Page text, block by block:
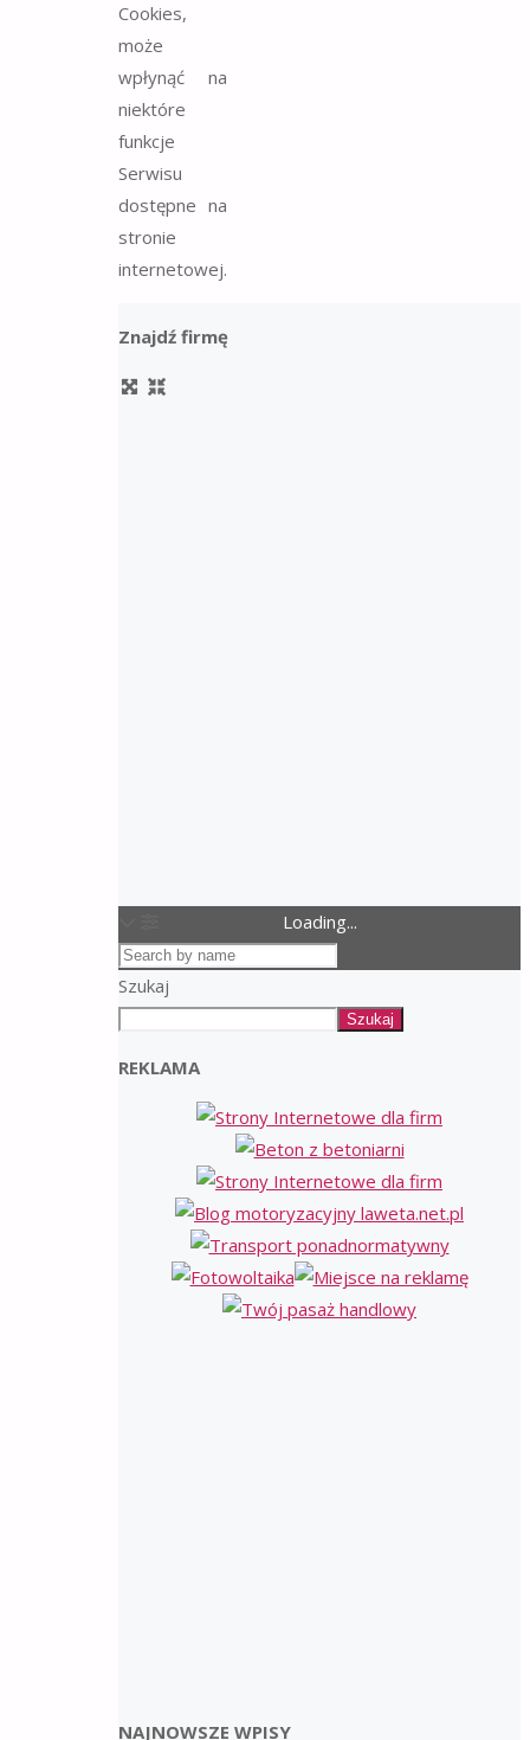
Cookies,
może
wpłynąć na
niektóre
funkcje
Serwisu
dostępne na
stronie
internetowej.
Znajdź firmę
Loading...
Szukaj
Szukaj
REKLAMA
NAJNOWSZE WPISY